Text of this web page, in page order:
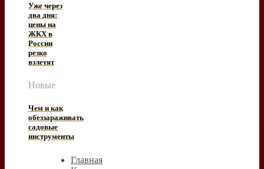
Уже через
два дня:
цены на
ЖКХ в
России
резко
взлетят
Новые
Чем и как
обеззараживать
садовые
инструменты
Главная